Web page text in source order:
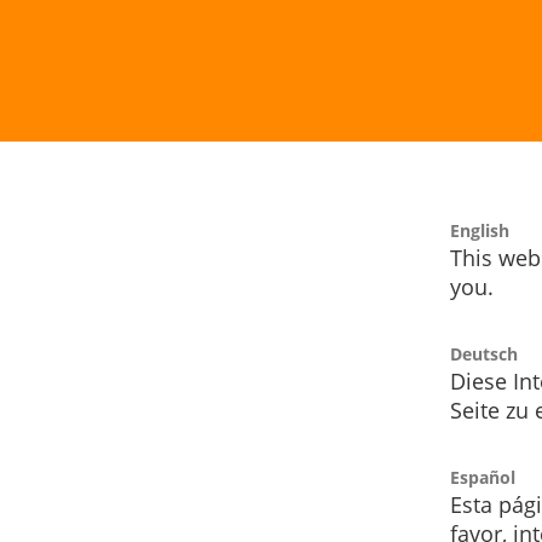
English
This
you.
Deutsch
Diese
Seite zu
Español
Esta
favor,